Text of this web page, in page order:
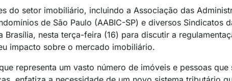
do setor imobiliário, incluindo a Associação das
de São Paulo (AABIC-SP) e diversos Sindicatos
Brasília, nesta terça-feira (16) para discutir a
impacto sobre o mercado imobiliário.
representa um vasto número de imóveis e pessoas